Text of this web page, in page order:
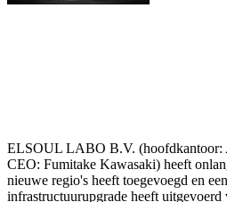
ELSOUL LABO B.V. (hoofdkantoor:
CEO: Fumitake Kawasaki) heeft
nieuwe regio's heeft toegevoegd en
infrastructuurupgrade heeft